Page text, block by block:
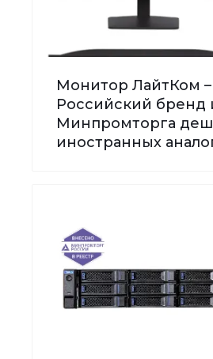
Монитор ЛайтКом –
Российский бренд
Минпромторга
иностранных